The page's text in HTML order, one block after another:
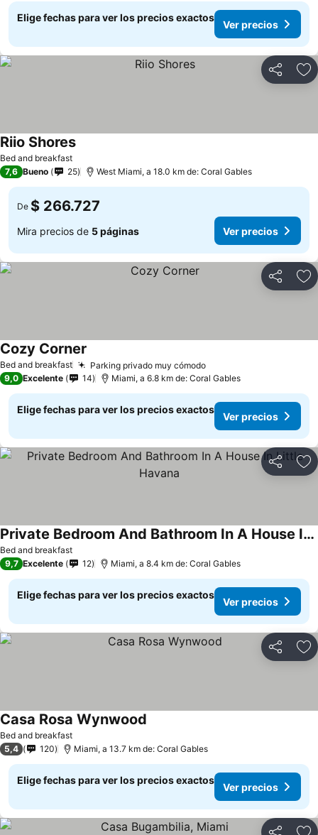
Elige fechas para ver los precios exactos
Ver precios
Compartir
Bed and breakfast
Riio Shores
7,6 Bueno 25 West Miami, a 18.0 km de: Coral Gables
De $ 266.727
Mira precios de 5 páginas Ver precios
Compartir
Bed and breakfast Parking privado muy cómodo
Cozy Corner
9,0 Excelente 14 Miami, a 6.8 km de: Coral Gables
Elige fechas para ver los precios exactos
Ver precios
Compartir
Bed and breakfast
Private Bedroom And Bathroom In A House In Little Havana
9,7 Excelente 12 Miami, a 8.4 km de: Coral Gables
Elige fechas para ver los precios exactos
Ver precios
Compartir
Bed and breakfast
Casa Rosa Wynwood
5,4 120 Miami, a 13.7 km de: Coral Gables
Elige fechas para ver los precios exactos
Ver precios